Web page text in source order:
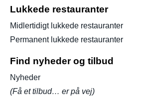
Lukkede restauranter
Midlertidigt lukkede restauranter
Permanent lukkede restauranter
Find nyheder og tilbud
Nyheder
(Få et tilbud… er på vej)